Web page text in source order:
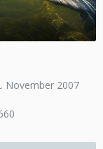
November 2007